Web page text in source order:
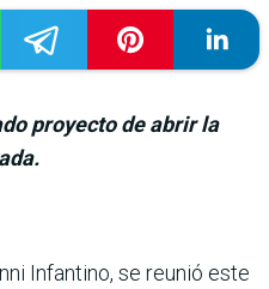
proyecto de abrir la
Infantino, se reunió este